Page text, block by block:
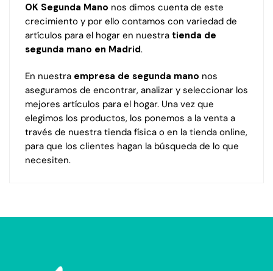
OK Segunda Mano nos dimos cuenta de este
crecimiento y por ello contamos con variedad de
artículos para el hogar en nuestra tienda de
segunda mano en Madrid.
En nuestra empresa de segunda mano nos
aseguramos de encontrar, analizar y seleccionar los
mejores artículos para el hogar. Una vez que
elegimos los productos, los ponemos a la venta a
través de nuestra tienda física o en la tienda online,
para que los clientes hagan la búsqueda de lo que
necesiten.